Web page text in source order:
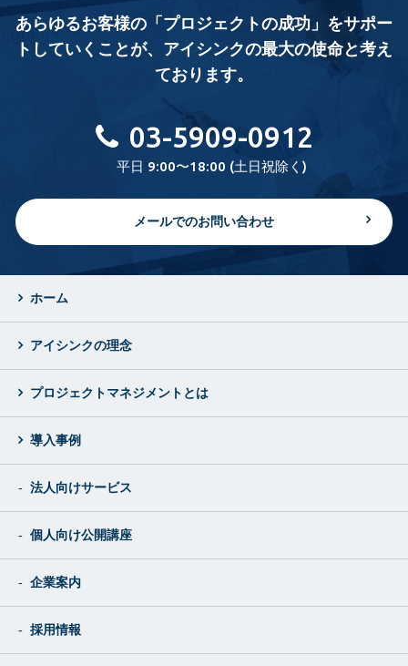
あらゆるお客様の「プロジェクトの成功」をサポー
トしていくことが、 アイシンクの最大の使命と考え
ております。
03-5909-0912
平日 9:00〜18:00 (土日祝除く)
メールでのお問い合わせ
ホーム
アイシンクの理念
プロジェクトマネジメントとは
導入事例
法人向けサービス
個人向け公開講座
企業案内
採用情報